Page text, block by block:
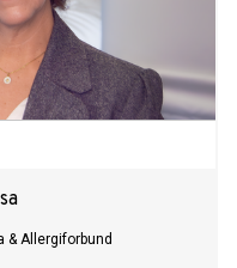
& Allergiforbund